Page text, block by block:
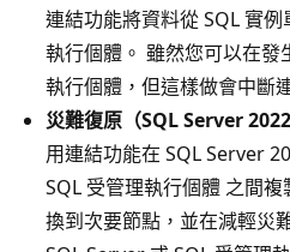
連結功能將資料從 SQL 實
執行個體。 雖然您可以在
執行個體，但這樣做會中斷
災難復原（SQL Server
用連結功能在 SQL Server
SQL 受管理執行個體 之間
換到次要節點，並在減輕災